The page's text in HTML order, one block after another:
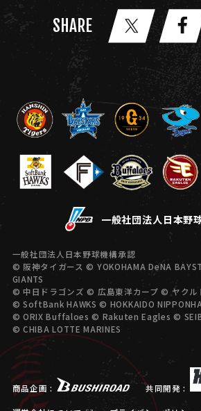
SHARE
一般社団法人日本野
一般社団法人日本野球機構承認
© 阪神タイガース © YOKOHAMA DeNA
GIANTS
© 中日ドラゴンズ © 広島東洋カープ © ヤクル
© SoftBank HAWKS © HOKKAIDO
© ORIX Buffaloes © Rakuten Eagles ©
© CHIBA LOTTE MARINES
商品企画 : 共同開発 :